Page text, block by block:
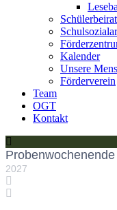
Schülerbeirat
Kalender
Unsere
Förderverein
Team
OGT
Kontakt
Probenwochenende
2027